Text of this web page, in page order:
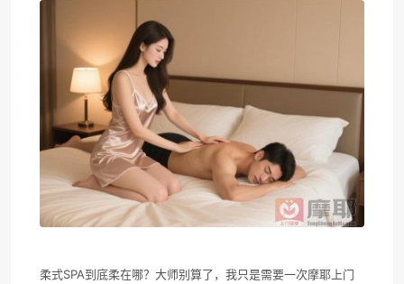
柔式SPA到底柔在哪？大师别算了，我只是需要一次摩耶上门